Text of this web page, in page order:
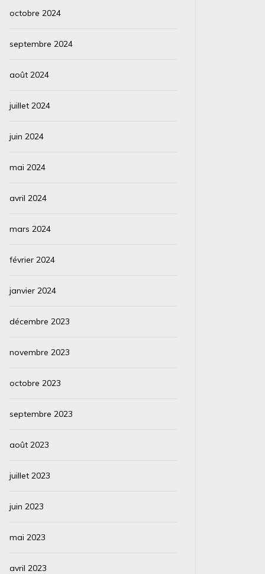
octobre 2024
septembre 2024
août 2024
juillet 2024
juin 2024
mai 2024
avril 2024
mars 2024
février 2024
janvier 2024
décembre 2023
novembre 2023
octobre 2023
septembre 2023
août 2023
juillet 2023
juin 2023
mai 2023
avril 2023